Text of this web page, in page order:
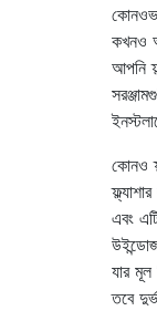
কখনও
আপনি
কোনও
এবং
যার মূল
তবে